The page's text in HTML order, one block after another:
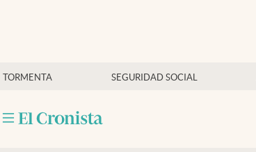
TORMENTA SEGURIDAD SOCIAL
Economía y finanzas